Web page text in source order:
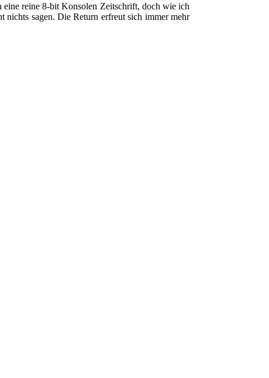
reine 8-bit Konsolen Zeitschrift, doch wie ich
sagen. Die Return erfreut sich immer mehr